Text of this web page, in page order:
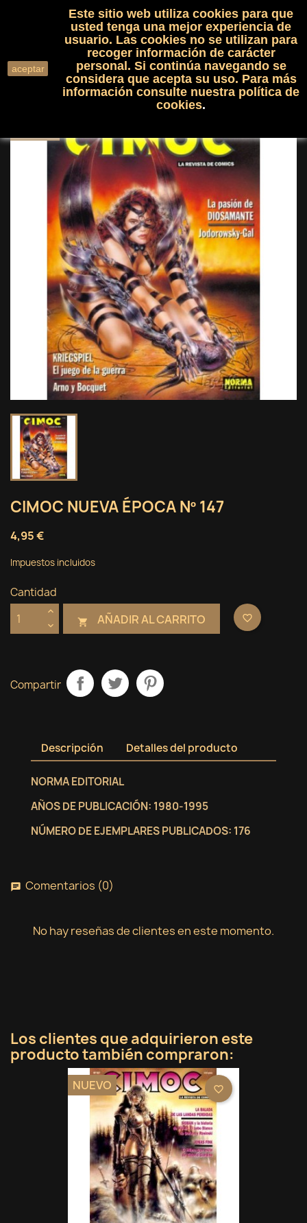
shopping_cart(0)

search
CIMOC NUEVA ÉPOCA Nº 147
4,95 €
Impuestos incluidos
Cantidad
 AÑADIR AL CARRITO favorite_border
Compartir
Descripción Detalles del producto
NORMA EDITORIAL
AÑOS DE PUBLICACIÓN: 1980-1995
NÚMERO DE EJEMPLARES PUBLICADOS: 176
chat Comentarios (0)
No hay reseñas de clientes en este momento.
Los clientes que adquirieron este
producto también compraron:
NUEVO favorite_border
aceptar
Este sitio web utiliza cookies para que
usted tenga una mejor experiencia de
usuario. Las cookies no se utilizan para
recoger información de carácter
personal. Si continúa navegando se
considera que acepta su uso. Para más
información consulte nuestra política de
cookies.